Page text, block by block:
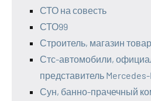
СТО на совесть
СТО99
Строитель, магазин
Стс-автомобили,
представитель
Сун, банно-прачечный